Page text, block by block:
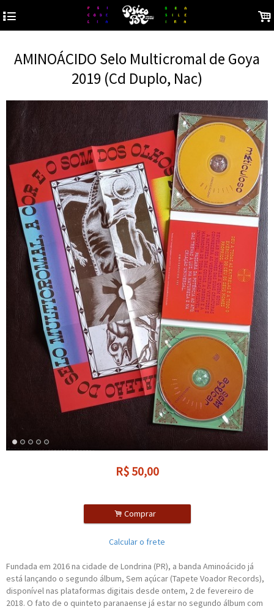
4 .
AMINOÁCIDO Selo Multicromal de Goya
2019 (Cd Duplo, Nac)
R$50,00
. Comprar
Calcular o frete
Fundada em 2016 na cidade de Londrina (PR), a banda Aminoácido já
está lançando o segundo álbum, Sem açúcar (Tapete Voador Records),
disponível nas plataformas digitais desde ontem, 2 de fevereiro de
2018. O fato de o quinteto paranaense já estar no segundo álbum com